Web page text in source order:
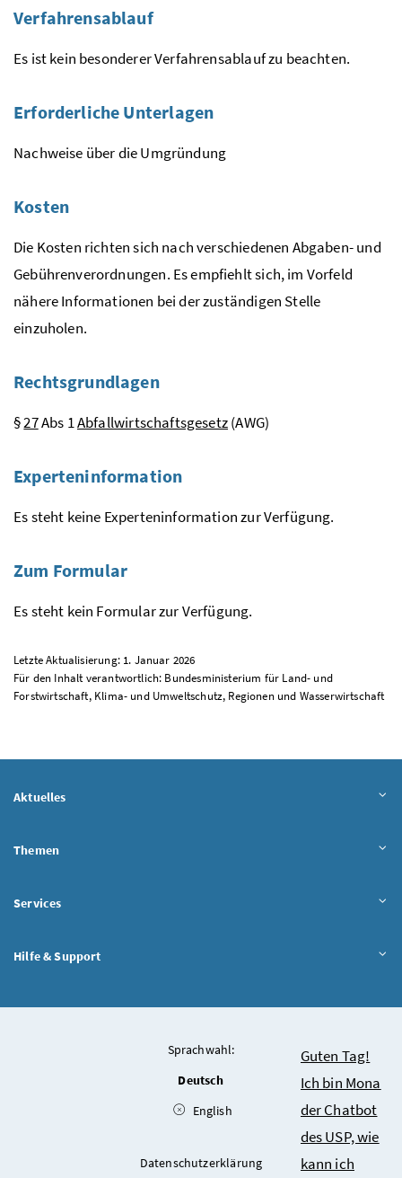
Verfahrensablauf
Es ist kein besonderer Verfahrensablauf zu beachten.
Erforderliche Unterlagen
Nachweise über die Umgründung
Kosten
Die Kosten richten sich nach verschiedenen Abgaben- und
Gebührenverordnungen. Es empfiehlt sich, im Vorfeld
nähere Informationen bei der zuständigen Stelle
einzuholen.
Rechtsgrundlagen
§27Abs 1Abfallwirtschaftsgesetz(AWG)
Experteninformation
Es steht keine Experteninformation zur Verfügung.
Zum Formular
Es steht kein Formular zur Verfügung.
Letzte Aktualisierung: 1. Januar 2026
Für den Inhalt verantwortlich: Bundesministerium für Land- und
Forstwirtschaft, Klima- und Umweltschutz, Regionen und Wasserwirtschaft
Aktuelles
Themen
Services
Hilfe & Support
Sprachwahl:
Deutsch
English
Datenschutzerklärung
Chatbot
Guten Tag!
Ich bin Mona
der Chatbot
des USP, wie
kann ich